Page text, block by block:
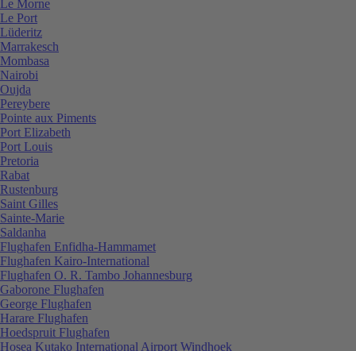
Le Morne
Le Port
Lüderitz
Marrakesch
Mombasa
Nairobi
Oujda
Pereybere
Pointe aux Piments
Port Elizabeth
Port Louis
Pretoria
Rabat
Rustenburg
Saint Gilles
Sainte-Marie
Saldanha
Flughafen Enfidha-Hammamet
Flughafen Kairo-International
Flughafen O. R. Tambo Johannesburg
Gaborone Flughafen
George Flughafen
Harare Flughafen
Hoedspruit Flughafen
Hosea Kutako International Airport Windhoek